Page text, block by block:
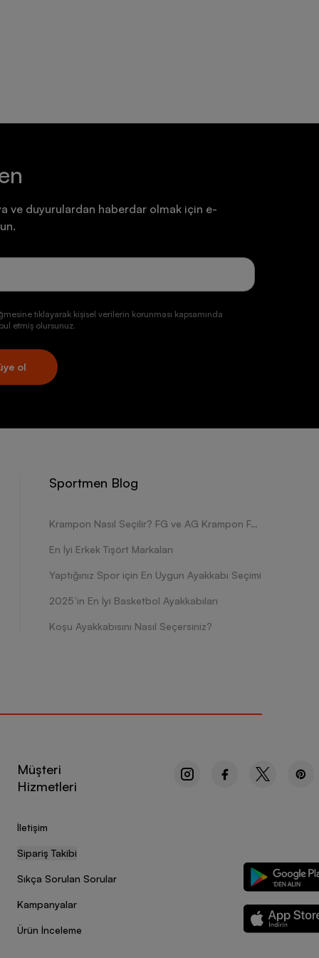
ve duyurulardan haberdar olmak için e-
tıklayarak kişisel verilerin korunması kapsamında
etmiş olursunuz.
ol
Sportmen Blog
Krampon Nasıl Seçilir? FG ve AG Krampon Farkları Nelerdir?
En İyi Erkek Tişört Markaları
Yaptığınız Spor için En Uygun Ayakkabı Seçimi
2025’in En İyi Basketbol Ayakkabıları
Koşu Ayakkabısını Nasıl Seçersiniz?
Müşteri
Hizmetleri
İletişim
Sipariş Takibi
Sıkça Sorulan Sorular
Kampanyalar
Ürün İnceleme